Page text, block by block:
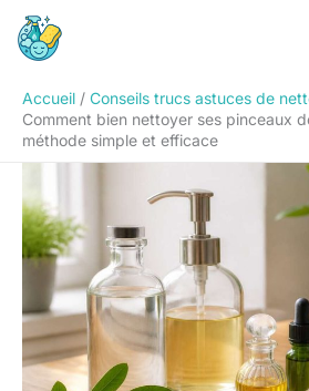
Aller
Accueil
Conseils trucs astuces de
Comment bien nettoyer ses pinceaux
méthode simple et efficace
Rechercher